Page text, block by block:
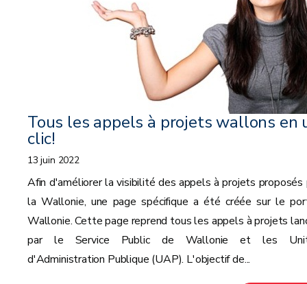
Tous les appels à projets wallons en
clic!
13 juin 2022
Afin d'améliorer la visibilité des appels à projets proposés
la Wallonie, une page spécifique a été créée sur le
Wallonie. Cette page reprend tous les appels à projets
par le Service Public de Wallonie et les
d'Administration Publique (UAP). L'objectif de...